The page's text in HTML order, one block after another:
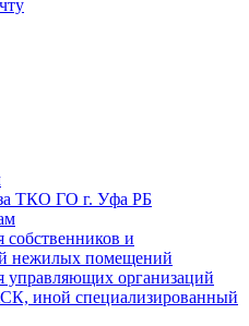
ТКО ГО г. Уфа РБ
собственников и
нежилых помещений
управляющих организаций
иной специализированный